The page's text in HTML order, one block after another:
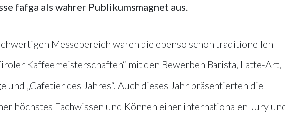
fafga als wahrer Publikumsmagnet aus.
Messebereich waren die ebenso schon traditionellen
Kaffeemeisterschaften“ mit den Bewerben Barista, Latte-Art,
und „Cafetier des Jahres“. Auch dieses Jahr präsentierten die
höchstes Fachwissen und Können einer internationalen Jury